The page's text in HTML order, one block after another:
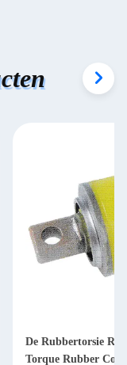
De Rubbertorsie
Torque Rubber